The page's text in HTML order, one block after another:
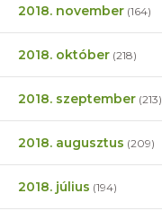
2018. november (164)
2018. október (218)
2018. szeptember (213)
2018. augusztus (209)
2018. július (194)